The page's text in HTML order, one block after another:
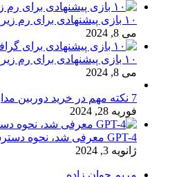
۱۰ بازی پیشنهادی برای رم زیر ۲ گیگ | به همراه تریلر بازی ها
می 8, 2024
۱۰ بازی پیشنهادی برای رم زیر ۴ گیگ | همراه با تریلر بازی و سیستم مورد نیاز
می 8, 2024
7 نکته مهم در خرید دوربین مداربسته + راهنمای خرید
فوریه 28, 2024
GPT-4 معرفی شد، نحوه دسترسی به ChatGPT4.0 – تفاوت chat GPT-4 با نسخه 3.5
ژانویه 3, 2024
مریم جوان زاده